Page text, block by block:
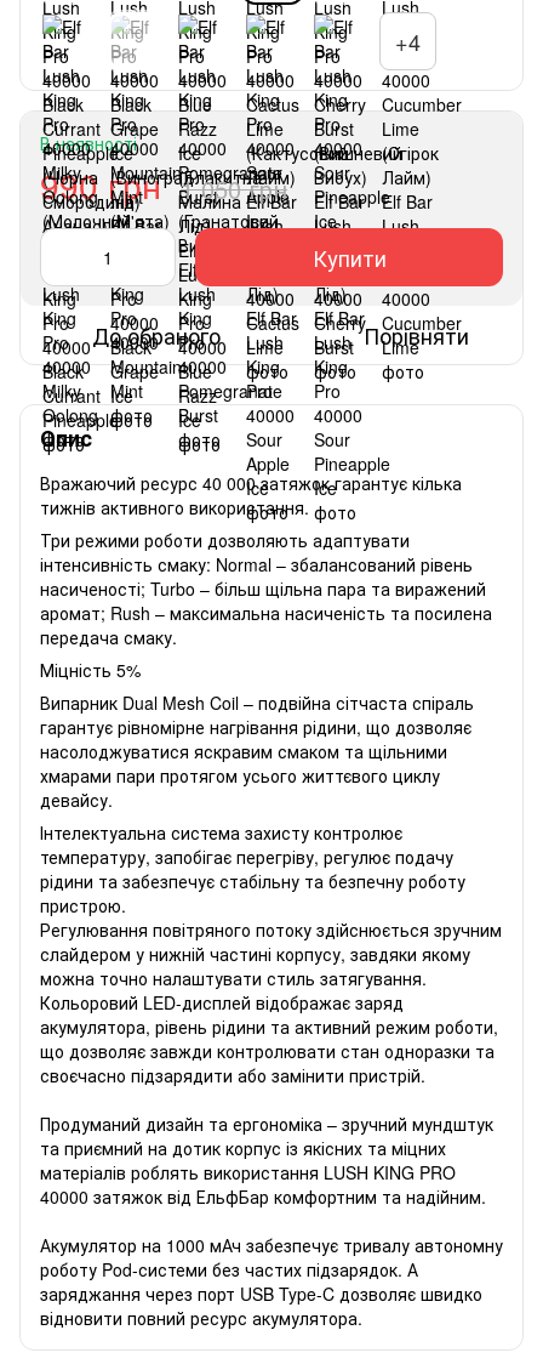
+4
В наявності
990 грн 1 050 грн
Купити
До обраного Порівняти
Опис
Вражаючий ресурс 40 000 затяжок гарантує кілька
тижнів активного використання.
Три режими роботи дозволяють адаптувати
інтенсивність смаку: Normal – збалансований рівень
насиченості; Turbo – більш щільна пара та виражений
аромат; Rush – максимальна насиченість та посилена
передача смаку.
Міцність 5%
Випарник Dual Mesh Coil – подвійна сітчаста спіраль
гарантує рівномірне нагрівання рідини, що дозволяє
насолоджуватися яскравим смаком та щільними
хмарами пари протягом усього життєвого циклу
девайсу.
Інтелектуальна система захисту контролює
температуру, запобігає перегріву, регулює подачу
рідини та забезпечує стабільну та безпечну роботу
пристрою.
Регулювання повітряного потоку здійснюється зручним
слайдером у нижній частині корпусу, завдяки якому
можна точно налаштувати стиль затягування.
Кольоровий LED-дисплей відображає заряд
акумулятора, рівень рідини та активний режим роботи,
що дозволяє завжди контролювати стан одноразки та
своєчасно підзарядити або замінити пристрій.
Продуманий дизайн та ергономіка – зручний мундштук
та приємний на дотик корпус із якісних та міцних
матеріалів роблять використання LUSH KING PRO
40000 затяжок від ЕльфБар комфортним та надійним.
Акумулятор на 1000 мАч забезпечує тривалу автономну
роботу Pod-системи без частих підзарядок. А
заряджання через порт USB Type-C дозволяє швидко
відновити повний ресурс акумулятора.